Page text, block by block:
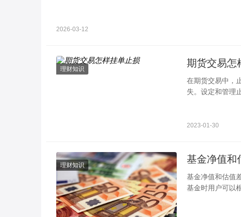
2026-03-12
理财知识
期货交易怎
在期货交易中，
失。设定和管理
2023-01-30
理财知识
基金净值和
基金净值和估值
基金时用户可以